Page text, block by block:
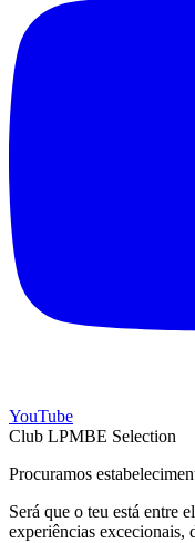
YouTube
Club LPMBE Selection
Procuramos
Será que o teu está entre
experiências excecionais,